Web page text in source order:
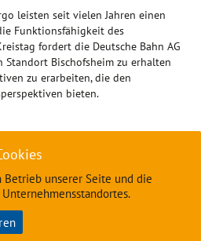
leisten seit vielen Jahren einen
Funktionsfähigkeit des
fordert die Deutsche Bahn AG
Standort Bischofsheim zu erhalten
zu erarbeiten, die den
bieten.
unserer Seite und die